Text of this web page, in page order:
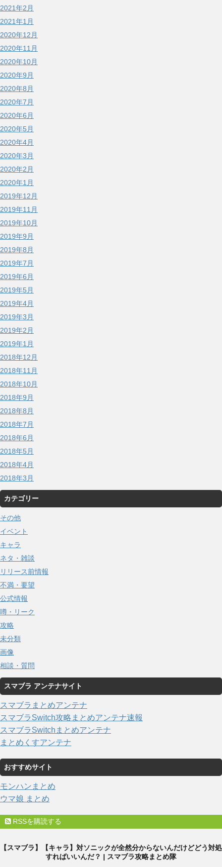
2021年2月
2021年1月
2020年12月
2020年11月
2020年10月
2020年9月
2020年8月
2020年7月
2020年6月
2020年5月
2020年4月
2020年3月
2020年2月
2020年1月
2019年12月
2019年11月
2019年10月
2019年9月
2019年8月
2019年7月
2019年6月
2019年5月
2019年4月
2019年3月
2019年2月
2019年1月
2018年12月
2018年11月
2018年10月
2018年9月
2018年8月
2018年7月
2018年6月
2018年5月
2018年4月
2018年3月
カテゴリー
その他
イベント
キャラ
ネタ・雑談
リリース前情報
不満・要望
公式情報
噂・リーク
攻略
未分類
画像
相談・質問
スマブラ アンテナサイト
スマブラまとめアンテナ
スマブラSwitch攻略まとめアンテナ速報
スマブラSwitchまとめアンテナ
まとめくすアンテナ
おすすめサイト
モンハンまとめ
ウマ娘 まとめ
RSSを購読する
【スマブラ】【キャラ】対ソニックが全然分からないんだけどどう対処
すればいいんだ？ | スマブラ攻略まとめ隊